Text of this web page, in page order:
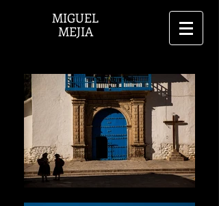
MIGUEL
MEJIA